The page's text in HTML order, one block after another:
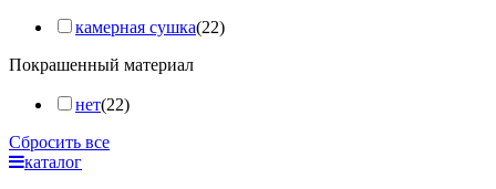
камерная сушка(22)
Покрашенный материал
нет(22)
Сбросить все
каталог